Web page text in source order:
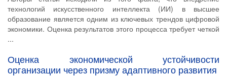
технологий искусственного интеллекта (ИИ) в высшее
образование является одним из ключевых трендов цифровой
экономики. Оценка результатов этого процесса требует четкой
...
Оценка экономической устойчивости
организации через призму адаптивного развития